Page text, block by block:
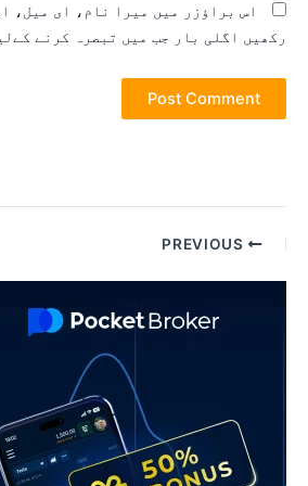
اس براؤزر میں میرا نام، ای میل، اور
اگلی بار جب میں تبصرہ کرنے کےلیے۔